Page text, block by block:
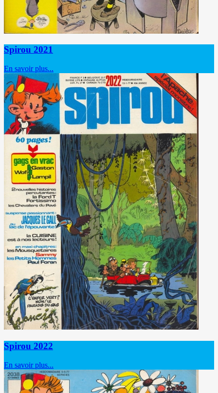
Spirou 2021
En savoir plus...
Spirou 2022
En savoir plus...